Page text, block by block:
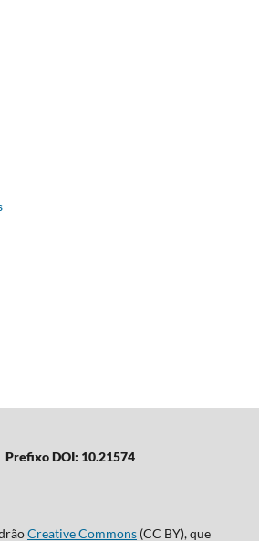
Prefixo DOI: 10.21574
Creative Commons(CC BY), que